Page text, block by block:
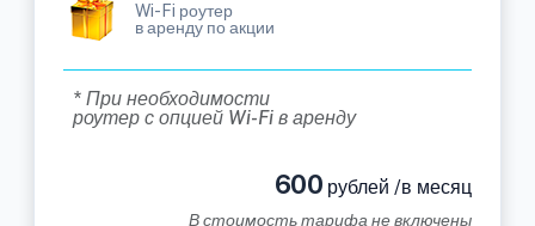
Wi-Fi роутер
в аренду по акции
* При необходимости
роутер с опцией Wi-Fi в аренду
600 рублей /в месяц
В стоимость тарифа не включены